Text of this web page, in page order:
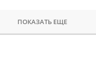
ПОКАЗАТЬ ЕЩЕ